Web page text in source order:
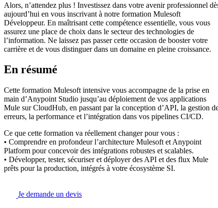
Alors, n’attendez plus ! Investissez dans votre avenir professionnel
aujourd’hui en vous inscrivant à notre formation Mulesoft
Développeur. En maîtrisant cette compétence essentielle, vous vous
assurez une place de choix dans le secteur des technologies de
l’information. Ne laissez pas passer cette occasion de booster votre
carrière et de vous distinguer dans un domaine en pleine croissance.
En résumé
Cette formation Mulesoft intensive vous accompagne de la prise en
main d’Anypoint Studio jusqu’au déploiement de vos applications
Mule sur CloudHub, en passant par la conception d’API, la gestion
erreurs, la performance et l’intégration dans vos pipelines CI/CD.
Ce que cette formation va réellement changer pour vous :
• Comprendre en profondeur l’architecture Mulesoft et Anypoint
Platform pour concevoir des intégrations robustes et scalables.
• Développer, tester, sécuriser et déployer des API et des flux Mule
prêts pour la production, intégrés à votre écosystème SI.
Je demande un devis